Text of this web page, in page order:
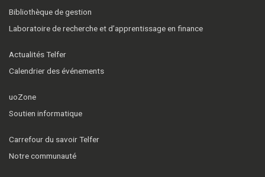
Bibliothèque de gestion
Laboratoire de recherche et d’apprentissage en finance
Actualités Telfer
Calendrier des événements
uoZone
Soutien informatique
Carrefour du savoir Telfer
Notre communauté